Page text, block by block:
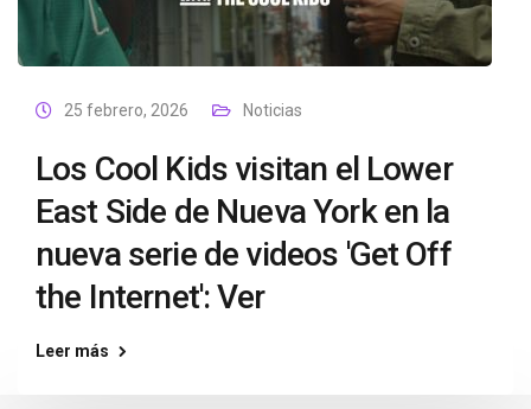
25 febrero, 2026 Noticias
Los Cool Kids visitan el Lower
East Side de Nueva York en la
nueva serie de videos 'Get Off
the Internet': Ver
Leer más